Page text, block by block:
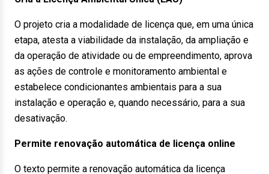
O projeto cria a modalidade de licença que, em uma única
etapa, atesta a viabilidade da instalação, da ampliação e
da operação de atividade ou de empreendimento, aprova
as ações de controle e monitoramento ambiental e
estabelece condicionantes ambientais para a sua
instalação e operação e, quando necessário, para a sua
desativação.
Permite renovação automática de licença online
O texto permite a renovação automática da licença